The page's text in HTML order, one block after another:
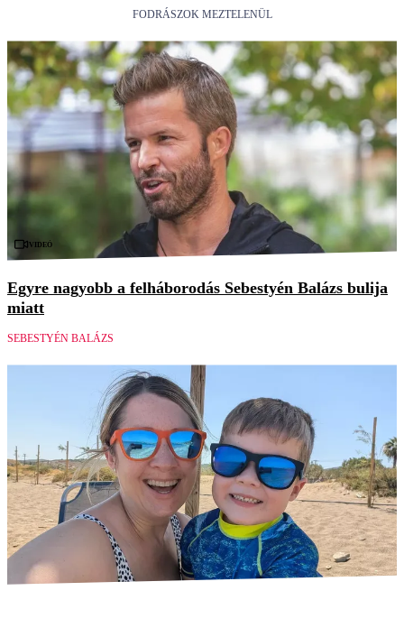
FODRÁSZOK MEZTELENÜL
Videó
Egyre nagyobb a felháborodás Sebestyén Balázs bulija
miatt
SEBESTYÉN BALÁZS